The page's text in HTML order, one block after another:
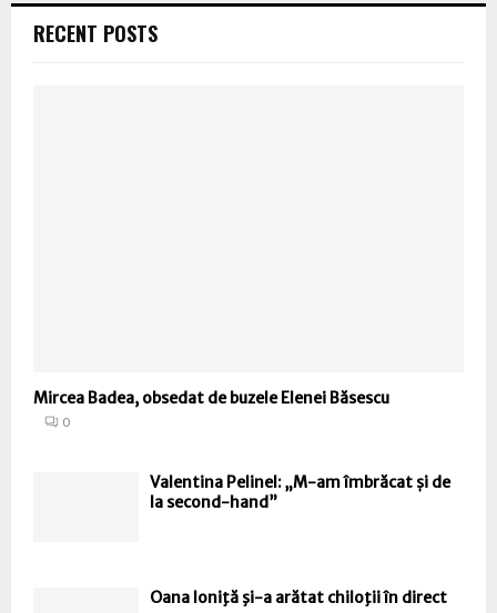
RECENT POSTS
Mircea Badea, obsedat de buzele Elenei Băsescu
0
Valentina Pelinel: „M-am îmbrăcat și de
la second-hand”
Oana Ioniţă şi-a arătat chiloţii în direct